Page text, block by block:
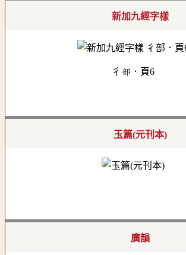
新加九經字樣
彳部．頁6
玉篇(元刊本)
廣韻